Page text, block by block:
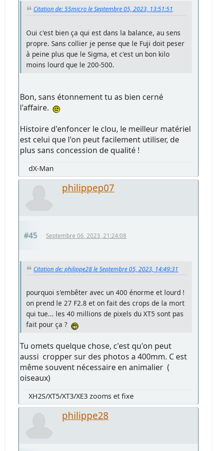
Citation de: 55micro le Septembre 05, 2023, 13:51:51
Oui c'est bien ça qui est dans la balance, au sens
propre. Sans collier je pense que le Fuji doit peser
à peine plus que le Sigma, et c'est un bon kilo
moins lourd que le 200-500.
Bon, sans étonnement tu as bien cerné
l'affaire.
Histoire d'enfoncer le clou, le meilleur matériel
est celui que l'on peut facilement utiliser, de
plus sans concession de qualité !
dX-Man
philippep07
#45 Septembre 06, 2023, 21:24:08
Citation de: philippe28 le Septembre 05, 2023, 14:49:31
pourquoi s'embêter avec un 400 énorme et lourd !
on prend le 27 F2.8 et on fait des crops de la mort
qui tue... les 40 millions de pixels du XT5 sont pas
fait pour ça ?
Tu omets quelque chose, c'est qu'on peut
aussi cropper sur des photos a 400mm. C est
même souvent nécessaire en animalier (
oiseaux)
XH2S/XT5/XT3/XE3 zooms et fixe
philippe28